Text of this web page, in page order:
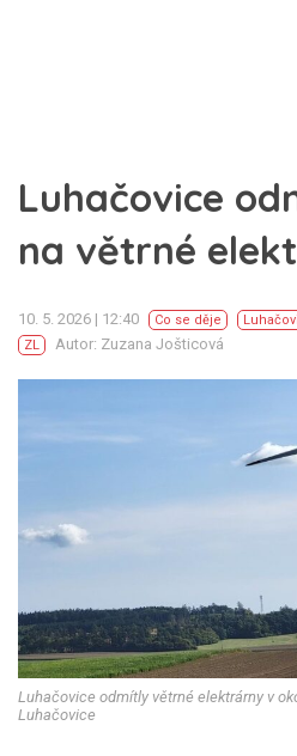
Luhačovice
na větrné
10. 5. 2026 | 12:40 Co se děje
ZL
Autor: Zuzana Jošticová
Luhačovice odmítly větrné elektrárny v
Luhačovice